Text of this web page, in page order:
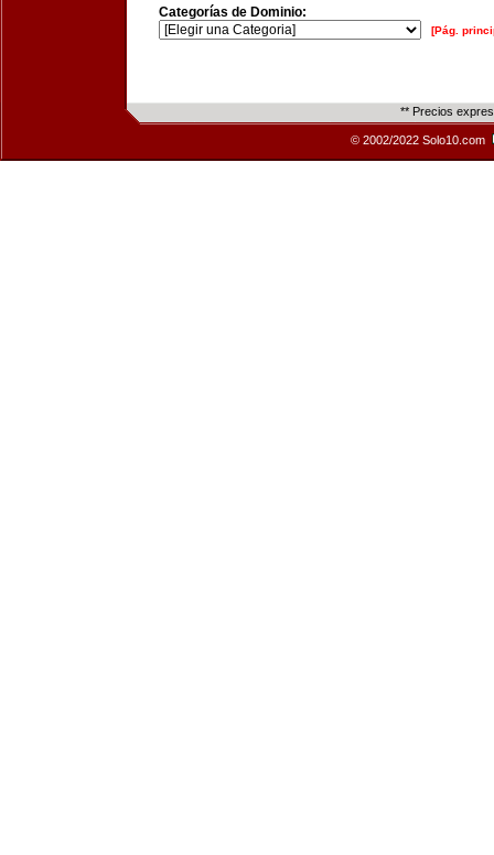
Categorías de Dominio:
[Pág.
** Precios
© 2002/2022 Solo10.com